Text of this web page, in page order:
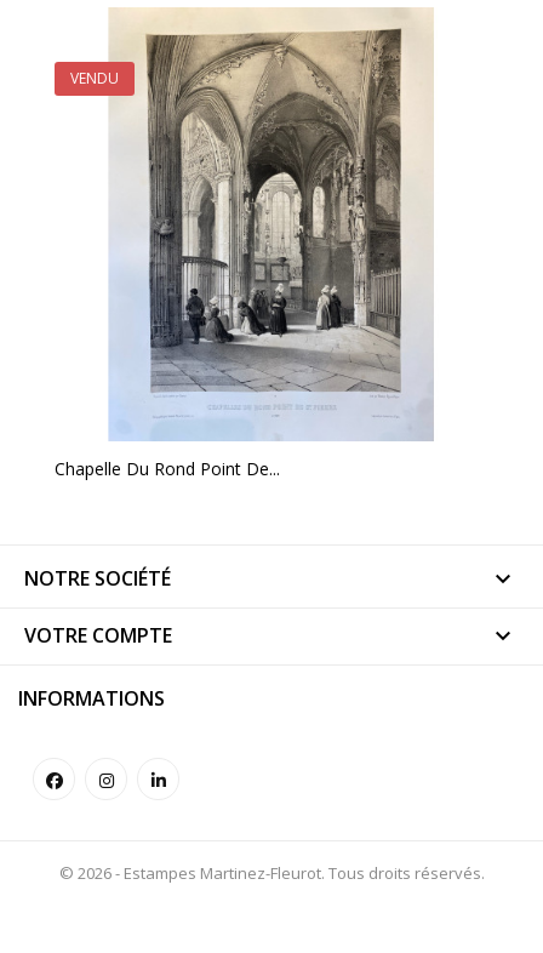
Chapelle Du Rond Point De...
VENDU
NOTRE SOCIÉTÉ 
VOTRE COMPTE 
INFORMATIONS
© 2026 - Estampes Martinez-Fleurot. Tous droits réservés.